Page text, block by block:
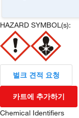
HAZARD SYMBOL(s):
벌크 견적 요청
카트에 추가하기
Chemical Identifiers